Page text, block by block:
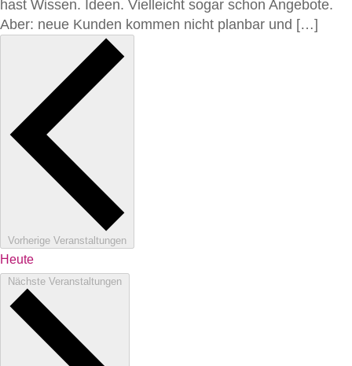
hast Wissen. Ideen. Vielleicht sogar schon Angebote.
Aber: neue Kunden kommen nicht planbar und […]
Vorherige Veranstaltungen
Heute
Nächste Veranstaltungen